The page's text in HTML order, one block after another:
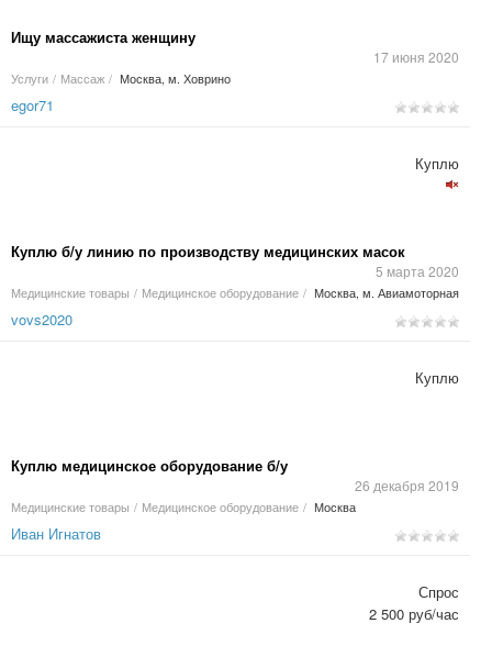
Ищу массажиста женщину
17 июня 2020
Услуги / Массаж / Москва, м. Ховрино
egor71
Куплю б/у линию по производству медицинских масок
5 марта 2020
Медицинские товары / Медицинское оборудование / Москва, м. Авиамоторная
Куплю
vovs2020
Куплю медицинское оборудование б/у
26 декабря 2019
Медицинские товары / Медицинское оборудование / Москва
Куплю
Иван Игнатов
Спрос
2 500 руб/час